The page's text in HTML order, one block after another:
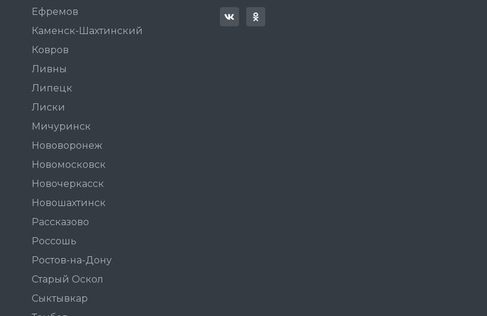
Ефремов
Каменск-Шахтинский
Ковров
Ливны
Липецк
Лиски
Мичуринск
Нововоронеж
Новомосковск
Новочеркасск
Новошахтинск
Рассказово
Россошь
Ростов-на-Дону
Старый Оскол
Сыктывкар